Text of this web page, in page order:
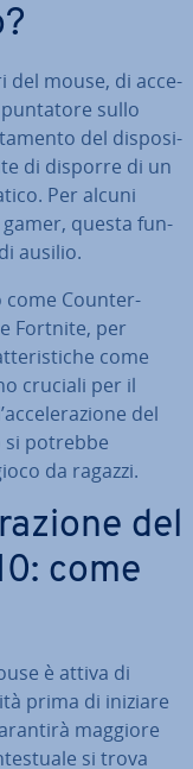
del mouse, di ac­ce­
sullo
del di­spo­si­
di disporre di un
Per alcuni
questa fun­
ausilio.
Counter-
Fortnite, per
come
cruciali per il
del
si potrebbe
da ragazzi.
del
come
è attiva di
prima di iniziare
maggiore
si trova